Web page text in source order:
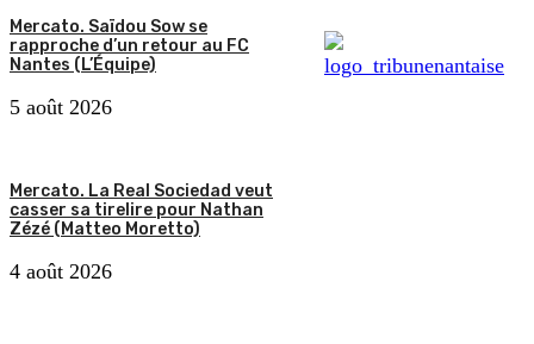
Mercato. Saïdou Sow se
rapproche d’un retour au FC
Nantes (L’Équipe)
5 août 2026
Mercato. La Real Sociedad veut
casser sa tirelire pour Nathan
Zézé (Matteo Moretto)
4 août 2026